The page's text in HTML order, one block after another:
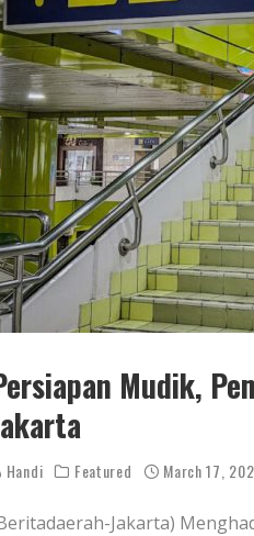
Mudik,
Handi Featured March 17,
Jakarta)